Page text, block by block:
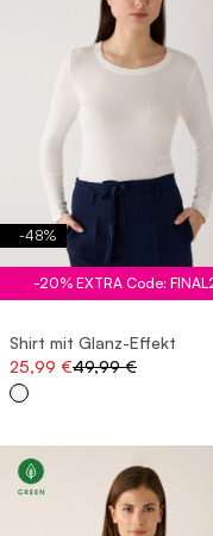
-48%
-20% EXTRA Code:
Shirt mit Glanz-Effekt
25,99 €49,99 €